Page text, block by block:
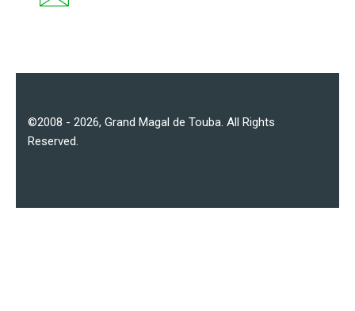
©2008 - 2026, Grand Magal de Touba. All Rights
Reserved.